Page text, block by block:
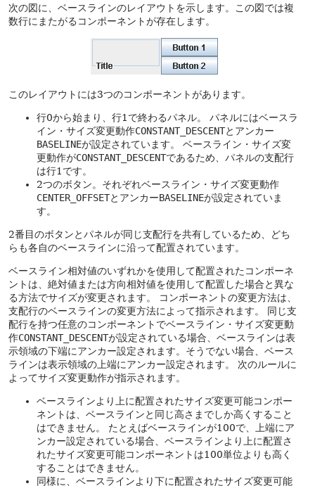
次の図に、ベースラインのレイアウトを示します。この図では複
数行にまたがるコンポーネントが存在します。
このレイアウトには3つのコンポーネントがあります。
行0から始まり、行1で終わるパネル。
パネルにはベースラ
イン・サイズ変更動作CONSTANT_DESCENTとアンカー
BASELINEが設定されています。
ベースライン・サイズ変
更動作がCONSTANT_DESCENTであるため、パネルの支配行
は行1です。
2つのボタン。それぞれベースライン・サイズ変更動作
CENTER_OFFSETとアンカーBASELINEが設定されていま
す。
2番目のボタンとパネルが同じ支配行を共有しているため、どち
らも各自のベースラインに沿って配置されています。
ベースライン相対値のいずれかを使用して配置されたコンポーネ
ントは、絶対値または方向相対値を使用して配置した場合と異な
る方法でサイズが変更されます。
コンポーネントの変更方法は、
支配行のベースラインの変更方法によって指示されます。
同じ支
配行を持つ任意のコンポーネントでベースライン・サイズ変更動
作CONSTANT_DESCENTが設定されている場合、ベースラインは表
示領域の下端にアンカー設定されます。そうでない場合、ベース
ラインは表示領域の上端にアンカー設定されます。
次のルールに
よってサイズ変更動作が指示されます。
ベースラインより上に配置されたサイズ変更可能コンポー
ネントは、ベースラインと同じ高さまでしか高くすること
はできません。
たとえばベースラインが100で、上端にア
ンカー設定されている場合、ベースラインより上に配置さ
れたサイズ変更可能コンポーネントは100単位よりも高く
することはできません。
同様に、ベースラインより下に配置されたサイズ変更可能